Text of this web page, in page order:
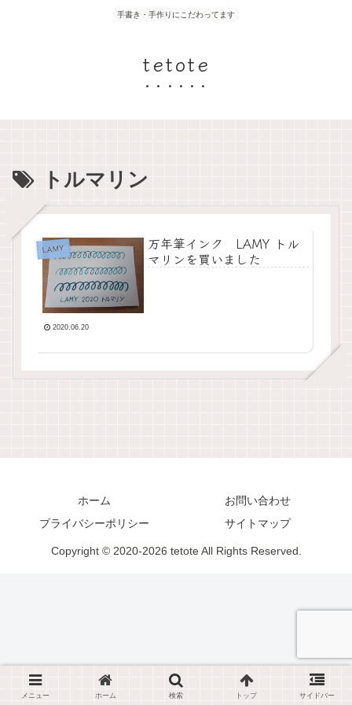
手書き・手作りにこだわってます
tetote
トルマリン
LAMY
万年筆インク LAMY トル
マリンを買いました
2020.06.20
ホーム
お問い合わせ
プライバシーポリシー
サイトマップ
Copyright © 2020-2026 tetote All Rights Reserved.
メニュー ホーム 検索 トップ サイドバー